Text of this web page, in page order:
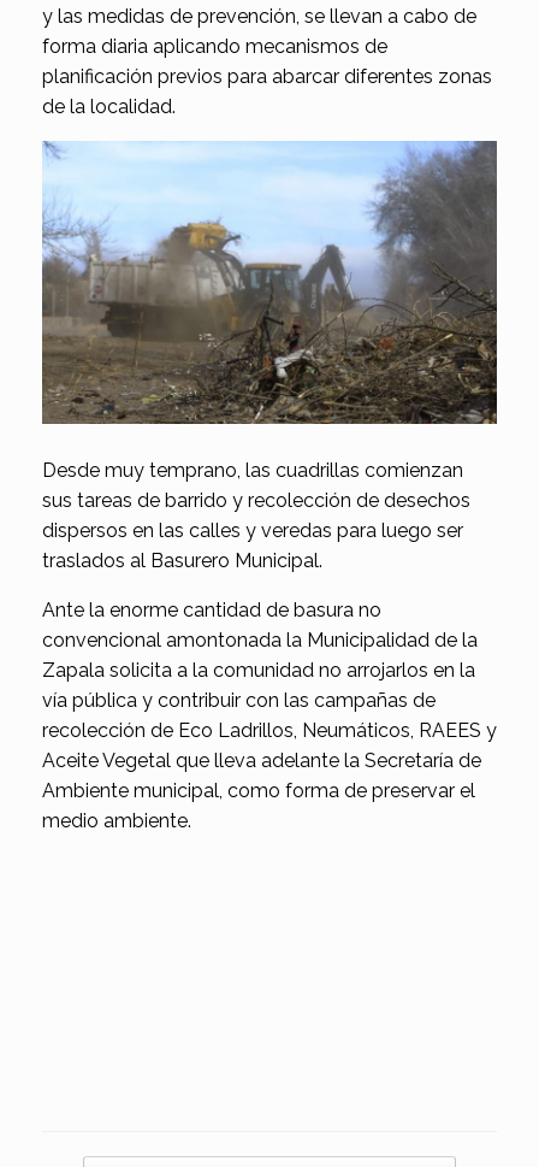
y las medidas de prevención, se llevan a cabo de
forma diaria aplicando mecanismos de
planificación previos para abarcar diferentes zonas
de la localidad.
Desde muy temprano, las cuadrillas comienzan
sus tareas de barrido y recolección de desechos
dispersos en las calles y veredas para luego ser
traslados al Basurero Municipal.
Ante la enorme cantidad de basura no
convencional amontonada la Municipalidad de la
Zapala solicita a la comunidad no arrojarlos en la
vía pública y contribuir con las campañas de
recolección de Eco Ladrillos, Neumáticos, RAEES y
Aceite Vegetal que lleva adelante la Secretaría de
Ambiente municipal, como forma de preservar el
medio ambiente.